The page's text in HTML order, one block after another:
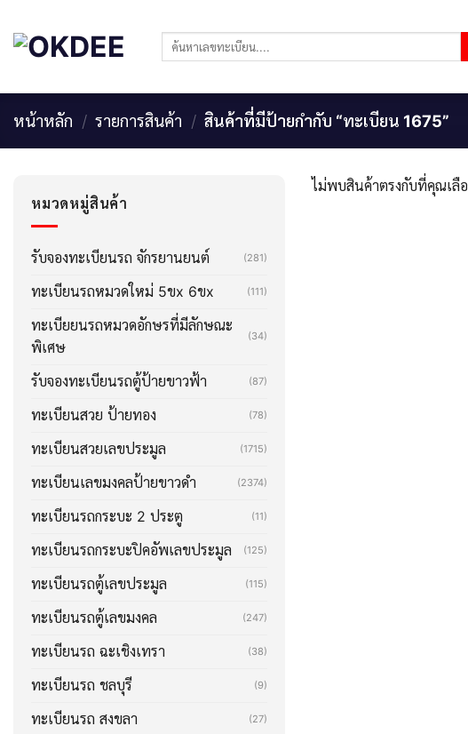
content
ค้นหา:
หน้าหลัก / รายการสินค้า / สินค้าที่มีป้ายกำกับ “ทะเบียน 1675”
หมวดหมู่สินค้า
รับจองทะเบียนรถ จักรยานยนต์ (281)
ทะเบียนรถหมวดใหม่ 5ขx 6ขx (111)
ทะเบียยนรถหมวดอักษรที่มีลักษณะ
พิเศษ
(34)
รับจองทะเบียนรถตู้ป้ายขาวฟ้า (87)
ทะเบียนสวย ป้ายทอง (78)
ทะเบียนสวยเลขประมูล (1715)
ทะเบียนเลขมงคลป้ายขาวดำ (2374)
ทะเบียนรถกระบะ 2 ประตู (11)
ทะเบียนรถกระบะปิคอัพเลขประมูล (125)
ทะเบียนรถตู้เลขประมูล (115)
ทะเบียนรถตู้เลขมงคล (247)
ทะเบียนรถ ฉะเชิงเทรา (38)
ทะเบียนรถ ชลบุรี (9)
ทะเบียนรถ สงขลา (27)
ไม่พบสินค้าตรงกับที่คุณเลื